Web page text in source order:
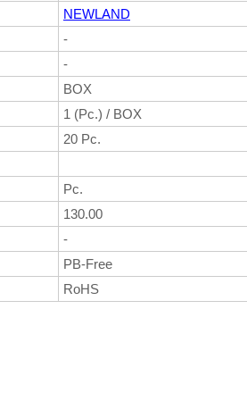
NEWLAND
-
-
BOX
1 (Pc.) / BOX
20 Pc.
Pc.
130.00
-
PB-Free
RoHS